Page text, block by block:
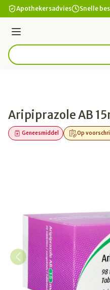
Ga naar de inhoud
Apothekersadvies Snelle
Menu
Product, merk, categorie...
Aripiprazole AB
Op
Geneesmiddel